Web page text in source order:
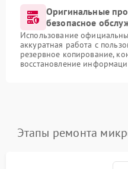
Оригинальные
безопасное
Использование
аккуратная работа с
резервное копирование,
восстановление
Этапы ремонта